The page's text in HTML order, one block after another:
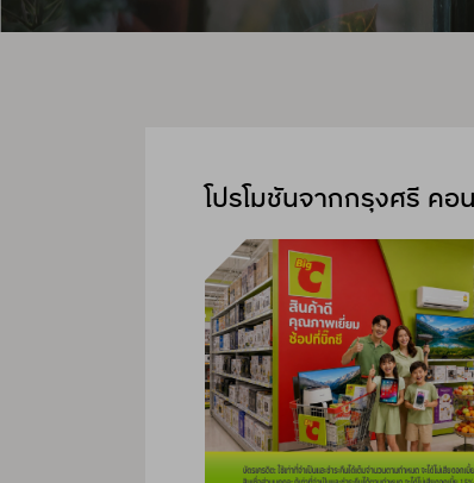
โปรโมชันจากกรุงศรี ค